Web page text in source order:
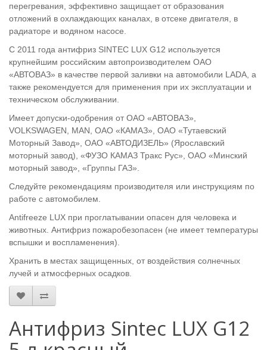
перегревания, эффективно защищает от образования
отложений в охлаждающих каналах, в отсеке двигателя, в
радиаторе и водяном насосе.
С 2011 года антифриз SINTEC LUX G12 используется
крупнейшим российским автопроизводителем ОАО
«АВТОВАЗ» в качестве первой заливки на автомобили LADA, а
также рекомендуется для применения при их эксплуатации и
техническом обслуживании.
Имеет допуски-одобрения от ОАО «АВТОВАЗ»,
VOLKSWAGEN, MAN, ОАО «КАМАЗ», ОАО «Тутаевский
Моторный Завод», ОАО «АВТОДИЗЕЛЬ» (Ярославский
моторный завод), «ФУЗО КАМАЗ Тракс Рус», ОАО «Минский
моторный завод», «Группы ГАЗ».
Следуйте рекомендациям производителя или инструкциям по
работе с автомобилем.
Antifreeze LUX при проглатывании опасен для человека и
животных. Антифриз пожаробезопасен (не имеет температуры
вспышки и воспламенения).
Хранить в местах защищенных, от воздействия солнечных
лучей и атмосферных осадков.
Антифриз Sintec LUX G12